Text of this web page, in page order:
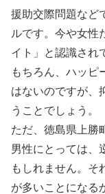
援助交際問題など
ルです。今や女性
イト」と認識され
もちろん、ハッピ
はないのですが、
うことでしょう。
ただ、徳島県上勝
男性にとっては、
もしれません。そ
が多いことになる